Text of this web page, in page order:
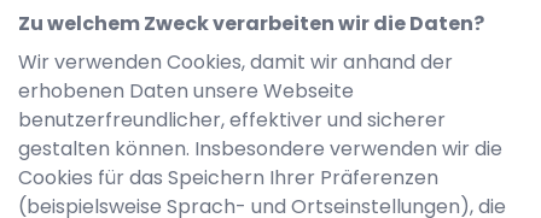
Zu welchem Zweck verarbeiten wir die Daten?
Wir verwenden Cookies, damit wir anhand der
erhobenen Daten unsere Webseite
benutzerfreundlicher, effektiver und sicherer
gestalten können. Insbesondere verwenden wir die
Cookies für das Speichern Ihrer Präferenzen
(beispielsweise Sprach- und Ortseinstellungen), die